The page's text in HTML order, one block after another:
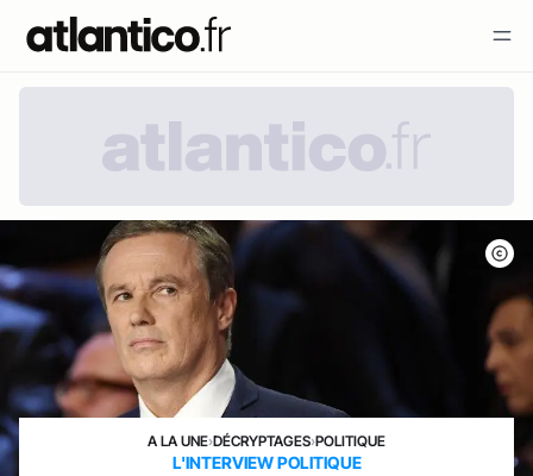
A LA UNE›DÉCRYPTAGES›POLITIQUE
L'INTERVIEW POLITIQUE